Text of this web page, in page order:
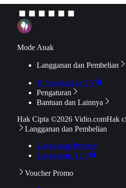
Mode Anak
Langganan dan Pembelian
Hubungkan ke TV
Pengaturan
Bantuan dan Lainnya
Hak Cipta ©2026 Vidio.comHak
Langganan dan Pembelian
Langganan Premier
Langganan Aktif
Voucher Promo